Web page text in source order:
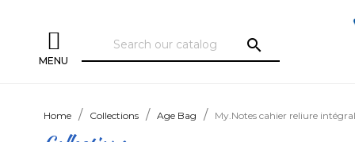
MENU
search
Home Collections Age Bag My.Notes cahier reliure